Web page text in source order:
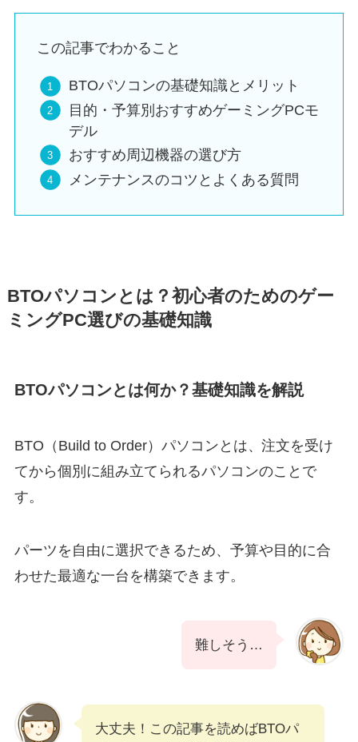
この記事でわかること
BTOパソコンの基礎知識とメリット
目的・予算別おすすめゲーミングPCモ
デル
おすすめ周辺機器の選び方
メンテナンスのコツとよくある質問
BTOパソコンとは？初心者のためのゲー
ミングPC選びの基礎知識
BTOパソコンとは何か？基礎知識を解説
BTO（Build to Order）パソコンとは、注文を受け
てから個別に組み立てられるパソコンのことで
す。
パーツを自由に選択できるため、予算や目的に合
わせた最適な一台を構築できます。
難しそう…
大丈夫！この記事を読めばBTOパ